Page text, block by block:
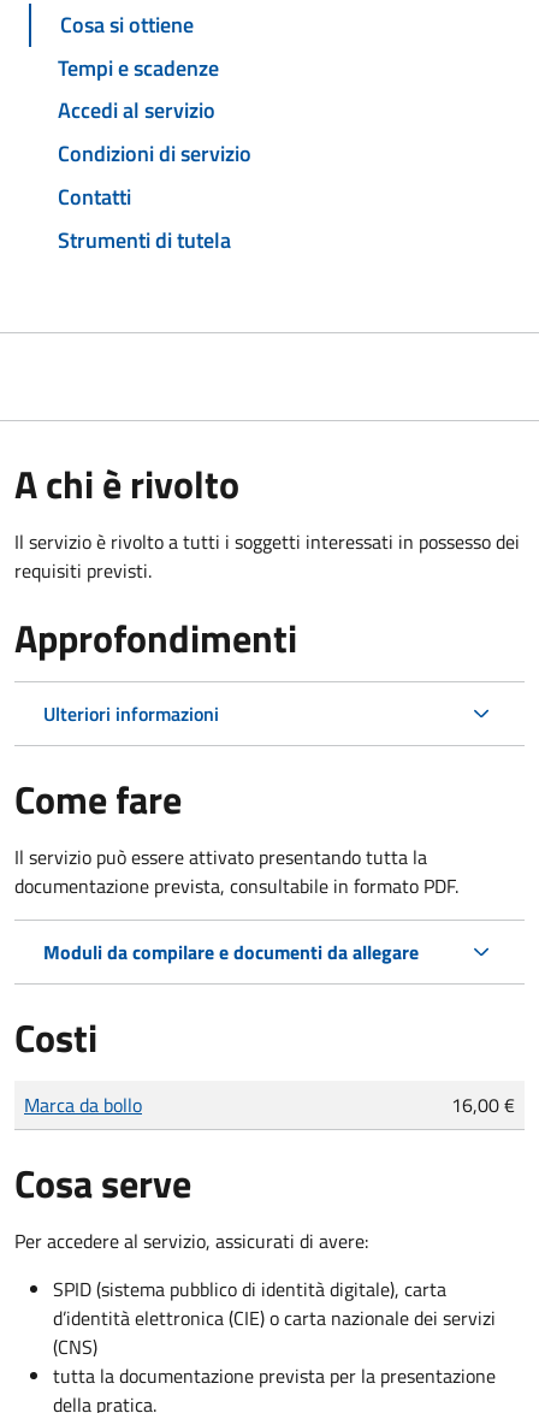
Cosa si ottiene
Tempi e scadenze
Accedi al servizio
Condizioni di servizio
Contatti
Strumenti di tutela
A chi è rivolto
Il servizio è rivolto a tutti i soggetti interessati in possesso dei
requisiti previsti.
Approfondimenti
Ulteriori informazioni
Come fare
Il servizio può essere attivato presentando tutta la
documentazione prevista, consultabile in formato PDF.
Moduli da compilare e documenti da allegare
Costi
Tipo di pagamento
Importo
Marca da bollo 16,00 €
Cosa serve
Per accedere al servizio, assicurati di avere:
SPID (sistema pubblico di identità digitale), carta
d’identità elettronica (CIE) o carta nazionale dei servizi
(CNS)
tutta la documentazione prevista per la presentazione
della pratica.